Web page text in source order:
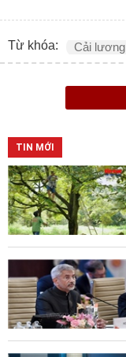
Từ khóa: Cải lương
TIN MỚI